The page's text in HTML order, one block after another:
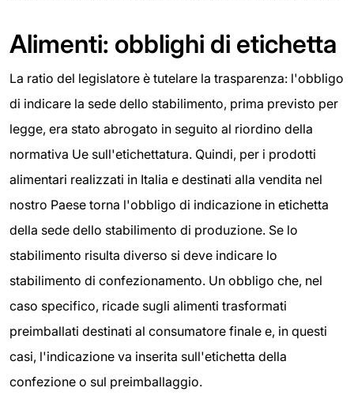
Alimenti: obblighi di etichetta
La ratio del legislatore è tutelare la trasparenza: l'obbligo
di indicare la sede dello stabilimento, prima previsto per
legge, era stato abrogato in seguito al riordino della
normativa Ue sull'etichettatura. Quindi, per i prodotti
alimentari realizzati in Italia e destinati alla vendita nel
nostro Paese torna l'obbligo di indicazione in etichetta
della sede dello stabilimento di produzione. Se lo
stabilimento risulta diverso si deve indicare lo
stabilimento di confezionamento. Un obbligo che, nel
caso specifico, ricade sugli alimenti trasformati
preimballati destinati al consumatore finale e, in questi
casi, l'indicazione va inserita sull'etichetta della
confezione o sul preimballaggio.